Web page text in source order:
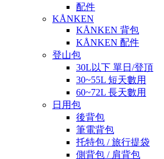
配件
KÅNKEN
KÅNKEN 背包
KÅNKEN 配件
登山包
30L以下 單日/登頂
30~55L 短天數用
60~72L 長天數用
日用包
後背包
筆電背包
托特包 / 旅行提袋
側背包 / 肩背包